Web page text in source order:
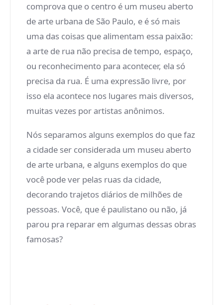
comprova que o centro é um museu aberto
de arte urbana de São Paulo, e é só mais
uma das coisas que alimentam essa paixão:
a arte de rua não precisa de tempo, espaço,
ou reconhecimento para acontecer, ela só
precisa da rua. É uma expressão livre, por
isso ela acontece nos lugares mais diversos,
muitas vezes por artistas anônimos.
Nós separamos alguns exemplos do que faz
a cidade ser considerada um museu aberto
de arte urbana, e alguns exemplos do que
você pode ver pelas ruas da cidade,
decorando trajetos diários de milhões de
pessoas. Você, que é paulistano ou não, já
parou pra reparar em algumas dessas obras
famosas?